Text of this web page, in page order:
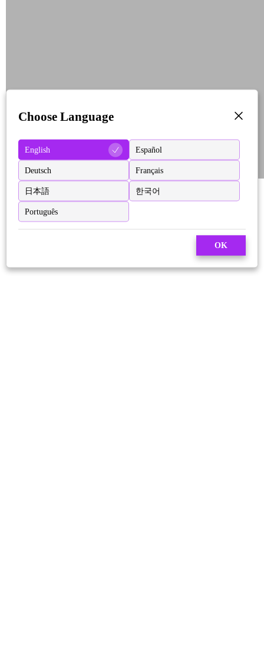
Choose Language
English Español
Deutsch Français
日本語 한국어
Português
OK